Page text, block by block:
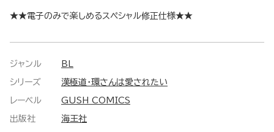
★★電子のみで楽しめるスペシャル修正仕様★★
ジャンル BL
シリーズ 漢極道・環さんは愛されたい
レーベル GUSH COMICS
出版社 海王社